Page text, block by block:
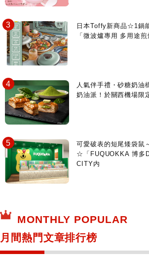
日本Toffy新商品☆1鍋
「微波爐專用 多用途煎
人氣伴手禮・砂糖奶油
奶油派！於關西機場限
可愛破表的短尾矮袋鼠
☆「FUQUOKKA 博多
CITY内
MONTHLY POPULAR
月間熱門文章排行榜